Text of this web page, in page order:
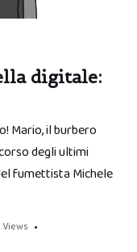
digitale:
Mario, il burbero
degli ultimi
fumettista Michele
Views